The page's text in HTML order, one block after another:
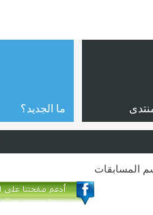
ما الجديد؟
المسابقات